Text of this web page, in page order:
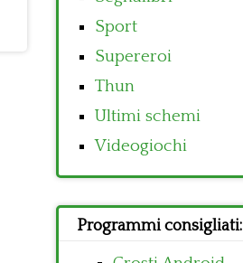
Sport
Supereroi
Thun
Ultimi schemi
Videogiochi
Programmi consigliati: